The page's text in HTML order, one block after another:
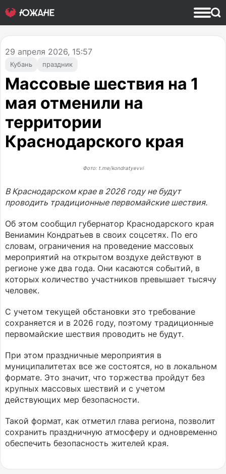
Кубань праздник
29 апреля 2026, 15:57
Массовые шествия на 1
мая отменили на
территории
Краснодарского края
Фото: t.me/kondratyevvi
В Краснодарском крае в 2026 году не будут
проводить традиционные первомайские шествия.
Об этом сообщил губернатор Краснодарского края
Вениамин Кондратьев в своих соцсетях. По его
словам, ограничения на проведение массовых
мероприятий на открытом воздухе действуют в
регионе уже два года. Они касаются событий, в
которых количество участников превышает тысячу
человек.
С учетом текущей обстановки это требование
сохраняется и в 2026 году, поэтому традиционные
первомайские шествия проводить не будут.
При этом праздничные мероприятия в
муниципалитетах все же состоятся, но в локальном
формате. Это значит, что торжества пройдут без
крупных массовых шествий и с учетом
действующих мер безопасности.
Такой формат, как отметил глава региона, позволит
сохранить праздничную атмосферу и одновременно
обеспечить безопасность жителей края.